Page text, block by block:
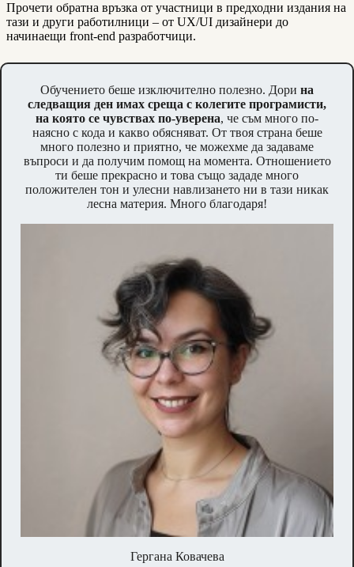
t
*
Прочети обратна връзка от участници в предходни издания на
тази и други работилници – от UX/UI дизайнери до
начинаещи front-end разработчици.
Обучението беше изключително полезно. Дори на
следващия ден имах среща с колегите програмисти,
на която се чувствах по-уверена, че съм много по-
наясно с кода и какво обясняват. От твоя страна беше
много полезно и приятно, че можехме да задаваме
въпроси и да получим помощ на момента. Отношението
ти беше прекрасно и това също зададе много
положителен тон и улесни навлизането ни в тази никак
лесна материя. Много благодаря!
Гергана Ковачева